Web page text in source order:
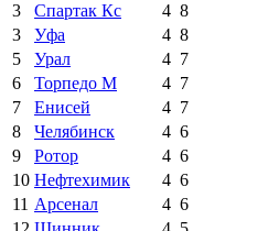
3
Спартак Кс 4 8
3
Уфа 4 8
5
Урал 4 7
6
Торпедо М 4 7
7
Енисей 4 7
8
Челябинск 4 6
9
Ротор 4 6
10 Нефтехимик 4 6
11 Арсенал 4 6